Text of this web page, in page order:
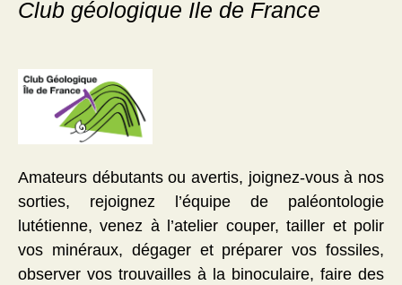
Club géologique Ile de France
Amateurs débutants ou avertis, joignez-vous à nos
sorties, rejoignez l’équipe de paléontologie
lutétienne, venez à l’atelier couper, tailler et polir
vos minéraux, dégager et préparer vos fossiles,
observer vos trouvailles à la binoculaire, faire des